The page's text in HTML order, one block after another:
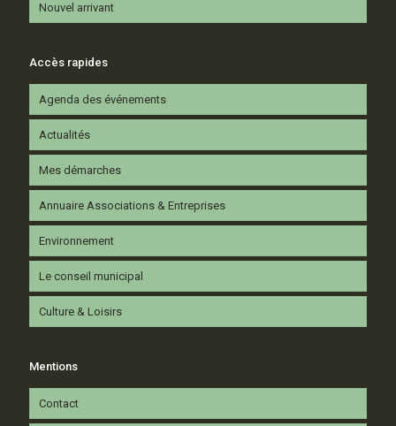
Nouvel arrivant
Accès rapides
Agenda des événements
Actualités
Mes démarches
Annuaire Associations & Entreprises
Environnement
Le conseil municipal
Culture & Loisirs
Mentions
Contact